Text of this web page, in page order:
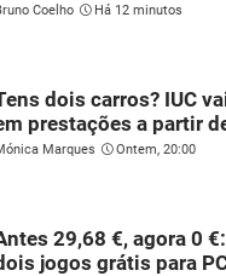
Coelho Há 12 minutos
dois carros? IUC
prestações a partir
Marques Ontem, 20:00
29,68 €, agora 0
jogos grátis para